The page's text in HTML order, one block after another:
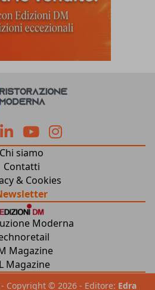
fa
fa-
fa
fa-
linkedin
fab
fa-
youtube
fab
Chi siamo
Contatti
& Cookies
Moderna
Magazine
Magazine
Copyright © 2026 - Editore: Edra